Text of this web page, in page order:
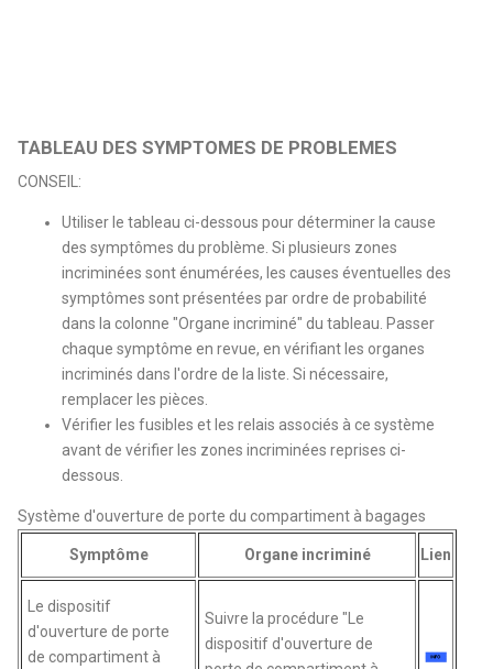
TABLEAU DES SYMPTOMES DE PROBLEMES
CONSEIL:
Utiliser le tableau ci-dessous pour déterminer la cause
des symptômes du problème. Si plusieurs zones
incriminées sont énumérées, les causes éventuelles des
symptômes sont présentées par ordre de probabilité
dans la colonne "Organe incriminé" du tableau. Passer
chaque symptôme en revue, en vérifiant les organes
incriminés dans l'ordre de la liste. Si nécessaire,
remplacer les pièces.
Vérifier les fusibles et les relais associés à ce système
avant de vérifier les zones incriminées reprises ci-
dessous.
Système d'ouverture de porte du compartiment à bagages
Symptôme Organe incriminé Lien
Le dispositif
d'ouverture de porte
de compartiment à
Suivre la procédure "Le
dispositif d'ouverture de